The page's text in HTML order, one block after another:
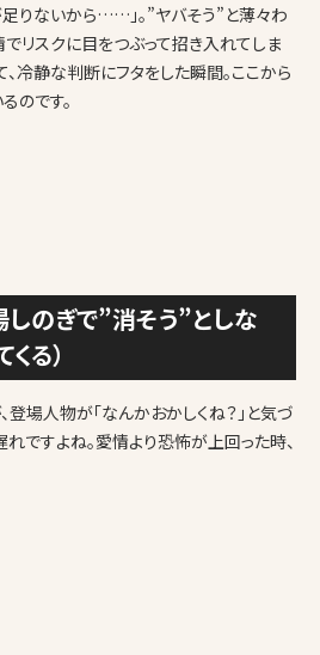
りないから……」。”ヤバそう”と薄々わ
リスクに目をつぶって招き入れてしま
冷静な判断にフタをした瞬間。ここから
のです。
のぎで”消そう”としな
る）
場人物が「なんかおかしくね？」と気づ
ですよね。愛情より恐怖が上回った時、